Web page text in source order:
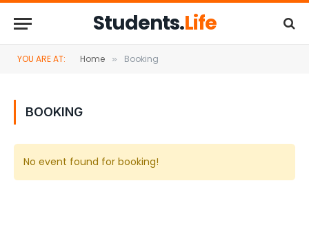
Students.Life
YOU ARE AT: Home » Booking
BOOKING
No event found for booking!